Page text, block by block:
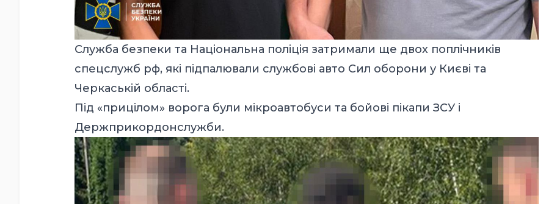
Служба безпеки та Національна поліція затримали ще двох поплічників
спецслужб рф, які підпалювали службові авто Сил оборони у Києві та
Черкаській області.
Під «прицілом» ворога були мікроавтобуси та бойові пікапи ЗСУ і
Держприкордонслужби.